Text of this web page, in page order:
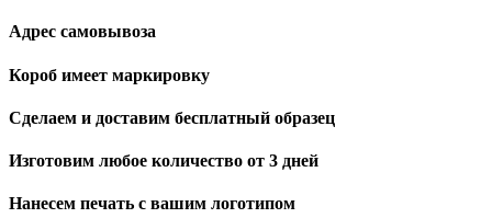
Адрес самовывоза
Короб имеет маркировку
Сделаем и доставим бесплатный образец
Изготовим любое количество от 3 дней
Нанесем печать с вашим логотипом